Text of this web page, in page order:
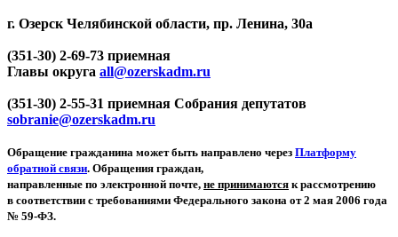
г. Озерск Челябинской области, пр. Ленина, 30а
(351-30) 2-69-73 приемная
Главы округа all@ozerskadm.ru
(351-30) 2-55-31 приемная Собрания депутатов
sobranie@ozerskadm.ru
Обращение гражданина может быть направлено через Платформу
обратной связи. Обращения граждан,
направленные по электронной почте, не принимаются к рассмотрению
в соответствии с требованиями Федерального закона от 2 мая 2006 года
№ 59-ФЗ.